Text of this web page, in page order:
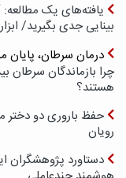
یافته‌های یک
بینایی جدی بگیرید/
درمان سرطان، پایان
چرا بازماندگان سرطان
هستند؟
حفظ باروری دو دختر
رویان
دستاورد پژوهشگران